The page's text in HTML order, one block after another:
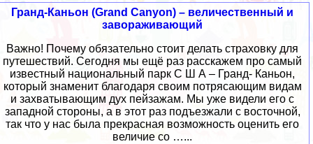
Гранд-Каньон (Grand Canyon) – величественный и
завораживающий
Важно! Почему обязательно стоит делать страховку для
путешествий. Сегодня мы ещё раз расскажем про самый
известный национальный парк С Ш А – Гранд- Каньон,
который знаменит благодаря своим потрясающим видам
и захватывающим дух пейзажам. Мы уже видели его с
западной стороны, а в этот раз подъезжали с восточной,
так что у нас была прекрасная возможность оценить его
величие со …...